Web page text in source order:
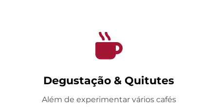

Degustação & Quitutes
Além de experimentar vários cafés